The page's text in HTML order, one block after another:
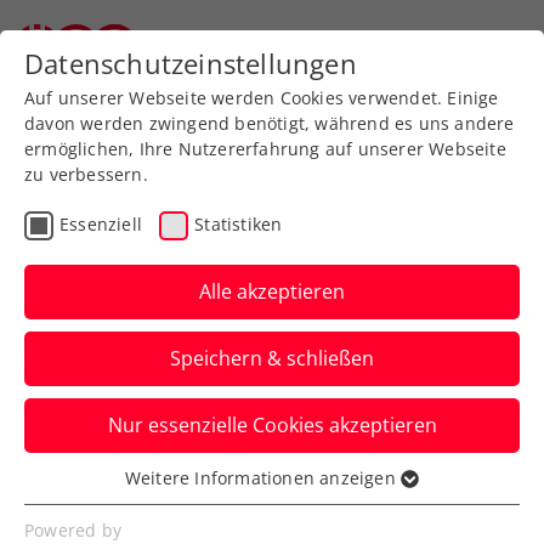
Zurück zur Newsübersicht
Turniere
ATP Marseille: Weissborn
mit 4. Doppel-
Halbfinaleinzug am Stück
… auch wenn das ÖTV-Doppel-Ass in
Frankreich diesmal einen sehr
entspannten Arbeitstag hatte.
Verfasst von: Manuel Wachta, 23.02.2023
Datenschutzeinstellungen
Auf unserer Webseite werden Cookies verwendet. Einige
davon werden zwingend benötigt, während es uns andere
ermöglichen, Ihre Nutzererfahrung auf unserer Webseite
zu verbessern.
Essenziell Statistiken
Alle akzeptieren
Speichern & schließen
Nur essenzielle Cookies akzeptieren
Essenziell
Essenzielle Cookies werden für grundlegende
Weitere Informationen anzeigen
Powered by